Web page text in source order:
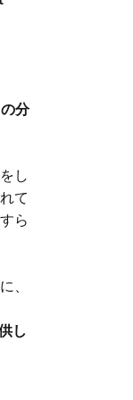
分
し
て
ら
、
し